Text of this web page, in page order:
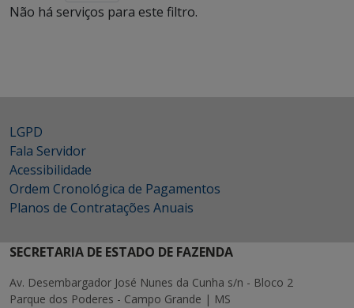
Não há serviços para este filtro.
LGPD
Fala Servidor
Acessibilidade
Ordem Cronológica de Pagamentos
Planos de Contratações Anuais
SECRETARIA DE ESTADO DE FAZENDA
Av. Desembargador José Nunes da Cunha s/n - Bloco 2
Parque dos Poderes - Campo Grande | MS